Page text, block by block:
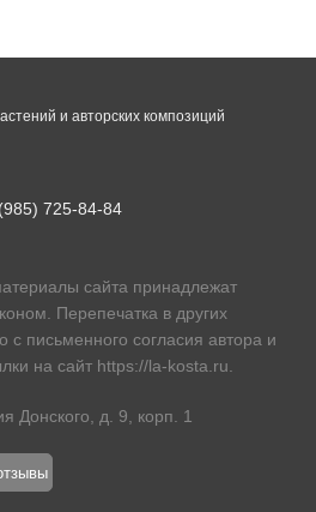
725-84-84
сайта принадлежат
Перепечатка в других
с письменного согласия автора и
на сайт https://la-kosta.ru
Донского, д. 9, корп. 1